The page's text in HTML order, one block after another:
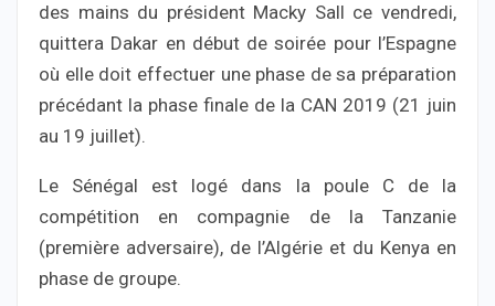
des mains du président Macky Sall ce vendredi,
quittera Dakar en début de soirée pour l’Espagne
où elle doit effectuer une phase de sa préparation
précédant la phase finale de la CAN 2019 (21 juin
au 19 juillet).
Le Sénégal est logé dans la poule C de la
compétition en compagnie de la Tanzanie
(première adversaire), de l’Algérie et du Kenya en
phase de groupe.